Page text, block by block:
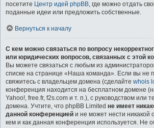
посетите Центр идей phpBB, где можно отдать
поданные идеи или предложить собственные.
Вернуться к началу
С кем можно связаться по вопросу
или юридических вопросов, связанных с этой
Вы можете связаться с любым из
списке на странице «Наша команда». Если вы не
свяжитесь с владельцем домена (сделайте whois
конференция находится на бесплатном домене
Yahoo!, free.fr, f2s.com и т. п.), с руководством или
домена. Учтите, что phpBB Limited не имеет
данной конференцией и не может нести никакой
кем и как данная конференция используется. Не